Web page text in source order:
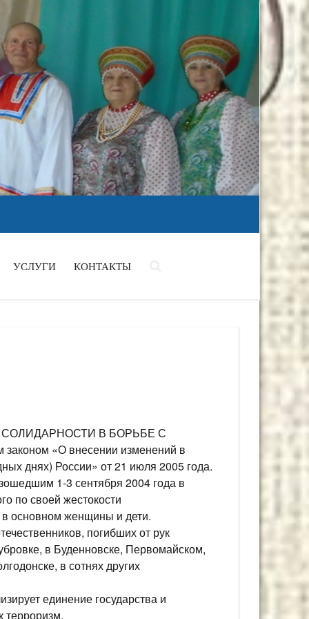
УСЛУГИ КОНТАКТЫ
СОЛИДАРНОСТИ В БОРЬБЕ С
«О внесении изменений в
днях) России» от 21 июля 2005 года.
1-3 сентября 2004 года в
по своей жестокости
в основном женщины и дети.
погибших от рук
в Буденновске, Первомайском,
в сотнях других
единение государства и
терроризм.